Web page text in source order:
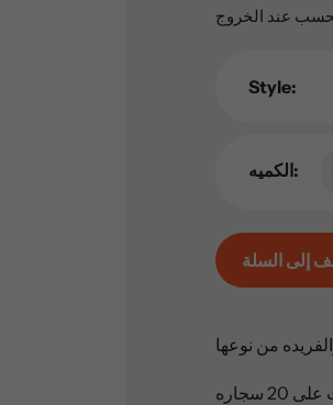
العادي
عند الخروج
Style:
الكميه:
إلى السلة
المنتج
عربة
من نوعها
سجاره